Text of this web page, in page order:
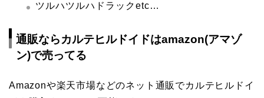
ツルハツルハドラックetc…
通販ならカルテヒルドイドはamazon(アマゾ
ン)で売ってる
Amazonや楽天市場などのネット通販でカルテヒルドイ